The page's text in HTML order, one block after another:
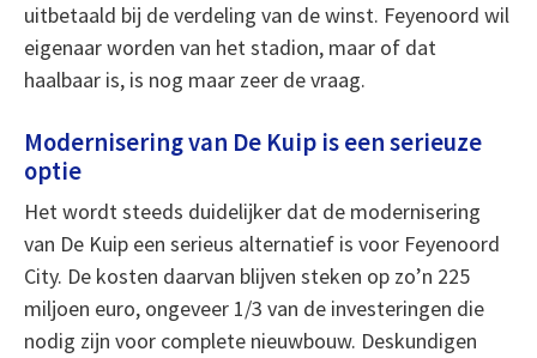
uitbetaald bij de verdeling van de winst. Feyenoord wil
eigenaar worden van het stadion, maar of dat
haalbaar is, is nog maar zeer de vraag.
Modernisering van De Kuip is een serieuze
optie
Het wordt steeds duidelijker dat de modernisering
van De Kuip een serieus alternatief is voor Feyenoord
City. De kosten daarvan blijven steken op zo’n 225
miljoen euro, ongeveer 1/3 van de investeringen die
nodig zijn voor complete nieuwbouw. Deskundigen